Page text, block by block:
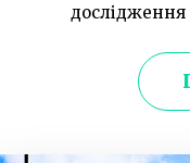
дослідження